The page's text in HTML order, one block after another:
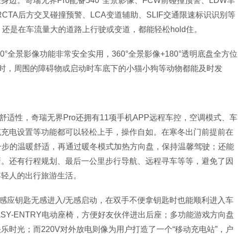
后方交叉碰撞预警、LCA变道辅助、SLIF交通限速标识识别等
是在车流量大的道路上行驶或变道，都能轻松hold住。
全景影像功能非常安全实用，360°全景影像+180°透明底盘全方位
，周围的障碍物或启动时车底下的小猫小狗等动物都能及时发
适性，奇瑞无界Pro还拥有11项手机APP远程车控，空调模式、车
电设置等功能都可以轻松上手，操作自如。在寒冬出门前提前在
的温暖舒适，再通过暖冬模式加热方向盘，保持温馨驾驶；还能
还有行程规划、最后一公里步行导航、远程寻车等等，避免了因
人的出行旅游生活。
应钥匙无感进入/无感启动，在双手不便拿钥匙时也能顺利进入车
ENTRY电动座椅，方便好友伙伴进出后座；多功能游戏方向盘
时光；而220V对外放电则像为用户打造了一个“移动充电站”，户